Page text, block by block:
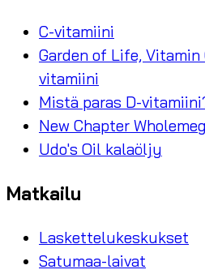
C-vitamiini
Garden of Life, Vitamin
vitamiini
Mistä paras D-
New Chapter
Udo's Oil kalaöljy
Matkailu
Laskettelukeskukset
Satumaa-laivat